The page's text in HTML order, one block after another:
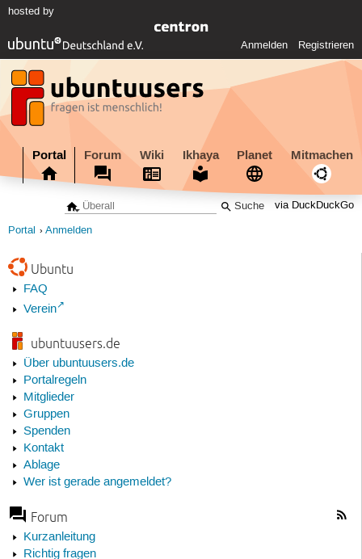
hosted by
Anmelden Registrieren
Portal Forum Wiki Ikhaya Planet Mitmachen
via DuckDuckGo
Portal Anmelden
Ubuntu
FAQ
Verein
ubuntuusers.de
Über ubuntuusers.de
Portalregeln
Mitglieder
Gruppen
Spenden
Kontakt
Ablage
Wer ist gerade angemeldet?
Forum
Kurzanleitung
Richtig fragen